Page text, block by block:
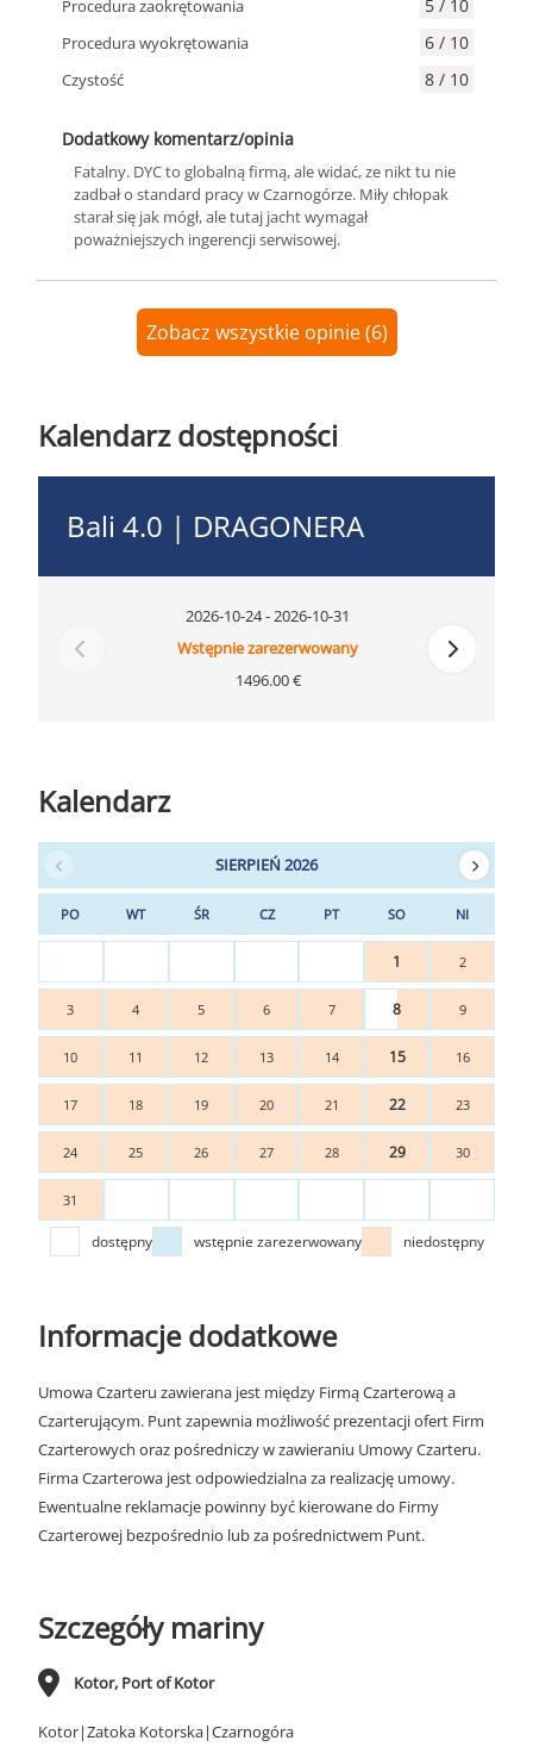
Procedura zaokrętowania 5 / 10
Procedura wyokrętowania 6 / 10
Czystość 8 / 10
Dodatkowy komentarz/opinia
Fatalny. DYC to globalną firmą, ale widać, ze nikt tu nie
zadbał o standard pracy w Czarnogórze. Miły chłopak
starał się jak mógł, ale tutaj jacht wymagał
poważniejszych ingerencji serwisowej.
Zobacz wszystkie opinie (6)
Kalendarz dostępności
Bali 4.0 | DRAGONERA
2026-10-24 - 2026-10-31
Wstępnie zarezerwowany
1496.00 €
Kalendarz
SIERPIEŃ 2026
PO WT ŚR CZ PT SO NI
1 2
3 4 5 6 7 8 9
10 11 12 13 14 15 16
17 18 19 20 21 22 23
24 25 26 27 28 29 30
31
dostępny wstępnie zarezerwowany niedostępny
Informacje dodatkowe
Umowa Czarteru zawierana jest między Firmą Czarterową a
Czarterującym. Punt zapewnia możliwość prezentacji ofert Firm
Czarterowych oraz pośredniczy w zawieraniu Umowy Czarteru.
Firma Czarterowa jest odpowiedzialna za realizację umowy.
Ewentualne reklamacje powinny być kierowane do Firmy
Czarterowej bezpośrednio lub za pośrednictwem Punt.
Szczegóły mariny
Kotor, Port of Kotor
Kotor|Zatoka Kotorska|Czarnogóra